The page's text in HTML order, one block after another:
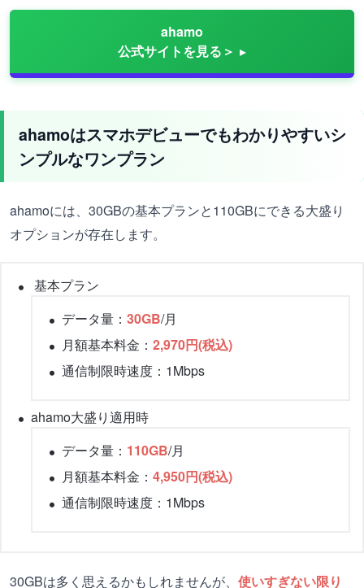
ahamo
公式サイトを見る＞
ahamoはスマホデビューでもわかりやすいシ
ンプルなワンプラン
ahamoには、30GBの基本プランと110GBにできる大盛り
オプションが存在します。
基本プラン
データ量： 30GB/月
月額基本料金： 2,970円(税込)
通信制限時速度：1Mbps
ahamo大盛り適用時
データ量： 110GB/月
月額基本料金： 4,950円(税込)
通信制限時速度：1Mbps
30GBは多く思えるかもしれませんが、 使いすぎない限り